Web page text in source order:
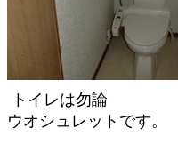
トイレは勿論
ウオシュレットです。